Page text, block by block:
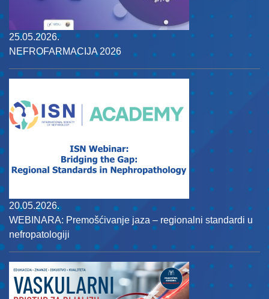
25.05.2026.
NEFROFARMACIJA 2026
20.05.2026.
WEBINARA: Premošćivanje jaza – regionalni standardi u
nefropatologiji